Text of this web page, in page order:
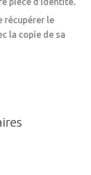
récupérer le
la copie de sa